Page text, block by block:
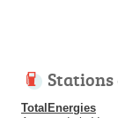
TotalEnergies